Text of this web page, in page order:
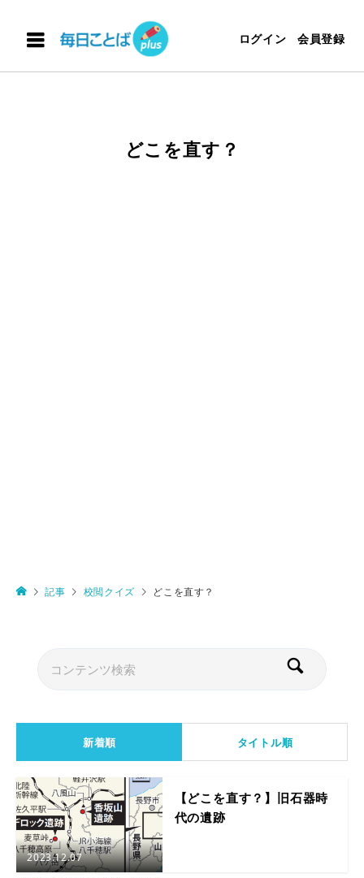
ログイン 会員登録
どこを直す？
記事 校閲クイズ どこを直す？
新着順 タイトル順
2023.12.07
【どこを直す？】旧石器時
代の遺跡